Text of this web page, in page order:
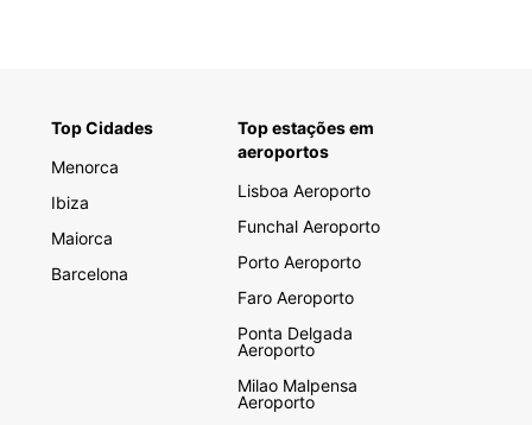
Top Cidades
Menorca
Ibiza
Maiorca
Barcelona
Top estações em
aeroportos
Lisboa Aeroporto
Funchal Aeroporto
Porto Aeroporto
Faro Aeroporto
Ponta Delgada
Aeroporto
Milao Malpensa
Aeroporto